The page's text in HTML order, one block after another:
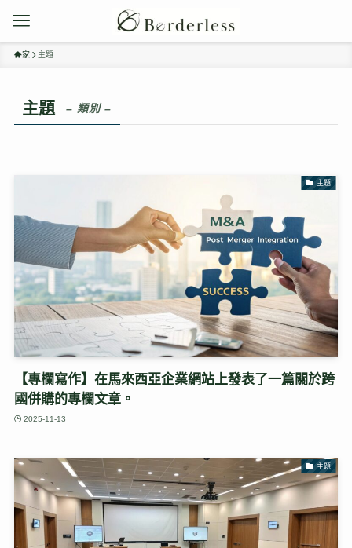
家 主題
主題 – 類別 –
主題
【專欄寫作】在馬來西亞企業網站上發表了一篇關於跨
國併購的專欄文章。
2025-11-13
主題